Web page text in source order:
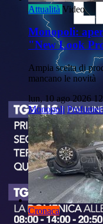
Attualità Video
Monopoli:
"New Look
Ampia scelta di
mancano le novità
lun, 10 ago 2026
Monopoli
Cronaca